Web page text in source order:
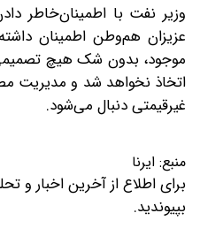
وزیر نفت با اطمینان‌خاطر
عزیزان هم‌وطن اطمینان
موجود، بدون شک هیچ
اتخاذ نخواهد شد و مدیریت
غیرقیمتی دنبال می‌شود.
منبع: ایرنا
برای اطلاع از آخرین اخبار و
بپیوندید.